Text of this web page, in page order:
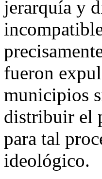
jerarquía y
fueron
municipios
distribuir el
para tal
ideológico.